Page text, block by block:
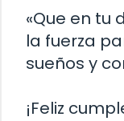
«Que en tu
la fuerza
sueños y
¡Feliz